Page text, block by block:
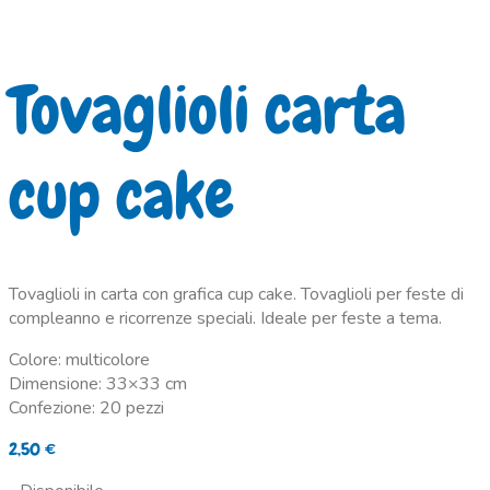
Tovaglioli carta
cup cake
Tovaglioli in carta con grafica cup cake. Tovaglioli per feste di
compleanno e ricorrenze speciali. Ideale per feste a tema.
Colore: multicolore
Dimensione: 33×33 cm
Confezione: 20 pezzi
2,50€